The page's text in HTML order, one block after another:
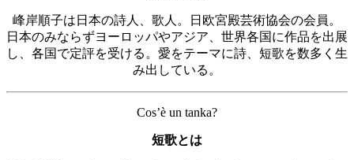
峰岸順子は日本の詩人、歌人。日欧宮殿芸術協会の会員。
日本のみならずヨーロッパやアジア、世界各国に作品を出展
し、各国で定評を受ける。愛をテーマに詩、短歌を数多く生
み出している。
Cos’è un tanka?
短歌とは